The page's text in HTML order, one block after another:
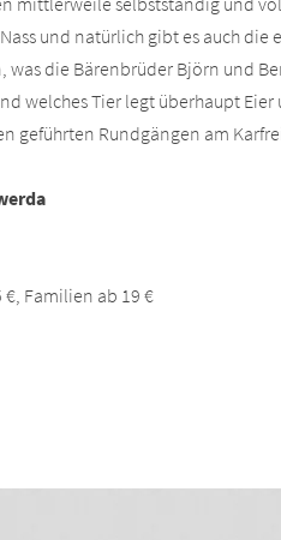
und natürlich gibt es auch
die Bärenbrüder Björn und
welches Tier legt überhaupt
geführten Rundgängen am
€, Familien ab 19 €